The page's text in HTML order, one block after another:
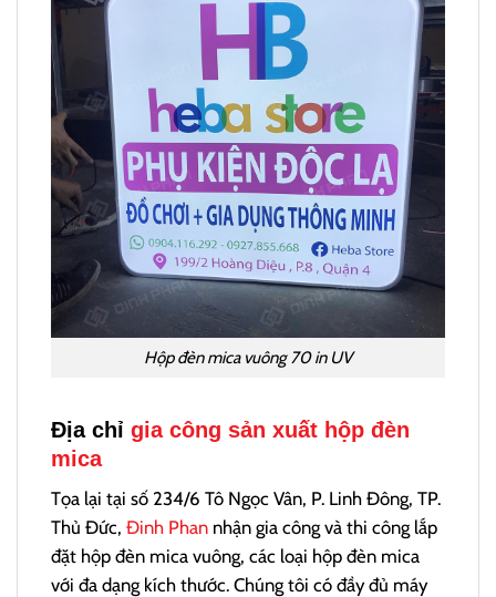
Hộp đèn mica vuông 70 in UV
Địa chỉ gia công sản xuất hộp đèn
mica
Tọa lại tại số 234/6 Tô Ngọc Vân, P. Linh Đông, TP.
Thủ Đức, Đinh Phan nhận gia công và thi công lắp
đặt hộp đèn mica vuông, các loại hộp đèn mica
với đa dạng kích thước. Chúng tôi có đầy đủ máy